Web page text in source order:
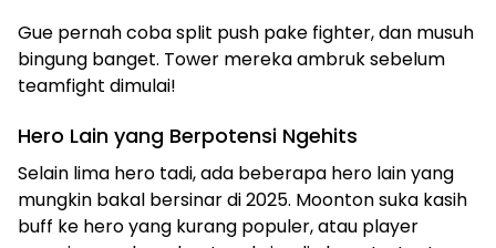
Gue pernah coba split push pake fighter, dan musuh
bingung banget. Tower mereka ambruk sebelum
teamfight dimulai!
Hero Lain yang Berpotensi Ngehits
Selain lima hero tadi, ada beberapa hero lain yang
mungkin bakal bersinar di 2025. Moonton suka kasih
buff ke hero yang kurang populer, atau player